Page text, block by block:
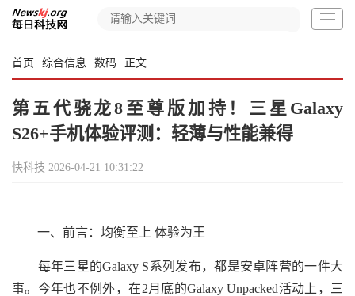
首页 综合信息 数码 正文
第五代骁龙8至尊版加持！三星Galaxy
S26+手机体验评测：轻薄与性能兼得
快科技 2026-04-21 10:31:22
一、前言：均衡至上 体验为王
每年三星的Galaxy S系列发布，都是安卓阵营的一件大
事。今年也不例外，在2月底的Galaxy Unpacked活动上，三